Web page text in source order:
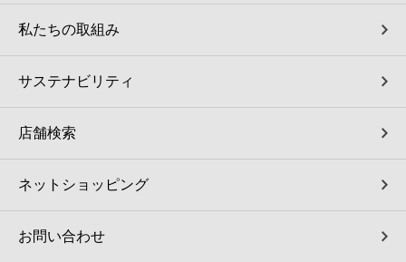
私たちの取組み
サステナビリティ
店舗検索
ネットショッピング
お問い合わせ